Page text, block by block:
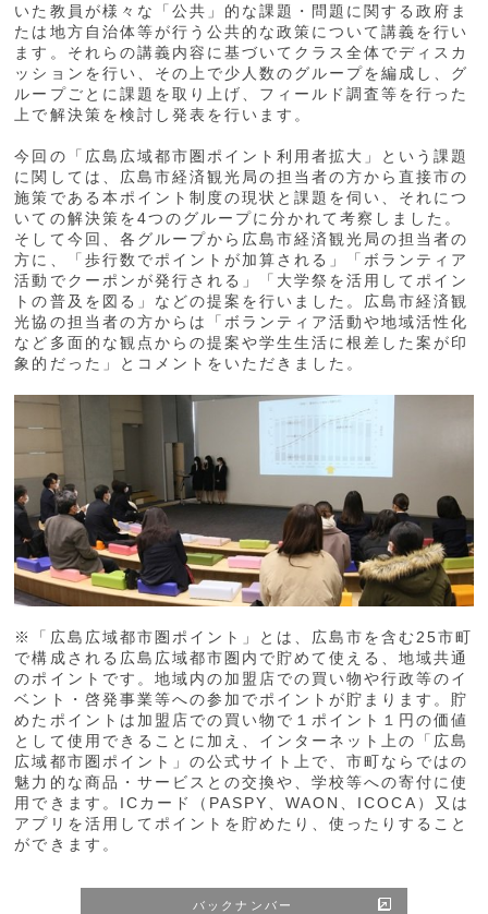
いた教員が様々な「公共」的な課題・問題に関する政府ま
たは地方自治体等が行う公共的な政策について講義を行い
ます。それらの講義内容に基づいてクラス全体でディスカ
ッションを行い、その上で少人数のグループを編成し、グ
ループごとに課題を取り上げ、フィールド調査等を行った
上で解決策を検討し発表を行います。
今回の「広島広域都市圏ポイント利用者拡大」という課題
に関しては、広島市経済観光局の担当者の方から直接市の
施策である本ポイント制度の現状と課題を伺い、それにつ
いての解決策を4つのグループに分かれて考察しました。
そして今回、各グループから広島市経済観光局の担当者の
方に、「歩行数でポイントが加算される」「ボランティア
活動でクーポンが発行される」「大学祭を活用してポイン
トの普及を図る」などの提案を行いました。広島市経済観
光協の担当者の方からは「ボランティア活動や地域活性化
など多面的な観点からの提案や学生生活に根差した案が印
象的だった」とコメントをいただきました。
※「広島広域都市圏ポイント」とは、広島市を含む25市町
で構成される広島広域都市圏内で貯めて使える、地域共通
のポイントです。地域内の加盟店での買い物や行政等のイ
ベント・啓発事業等への参加でポイントが貯まります。貯
めたポイントは加盟店での買い物で１ポイント１円の価値
として使用できることに加え、インターネット上の「広島
広域都市圏ポイント」の公式サイト上で、市町ならではの
魅力的な商品・サービスとの交換や、学校等への寄付に使
用できます。ICカード（PASPY、WAON、ICOCA）又は
アプリを活用してポイントを貯めたり、使ったりすること
ができます。
バックナンバー